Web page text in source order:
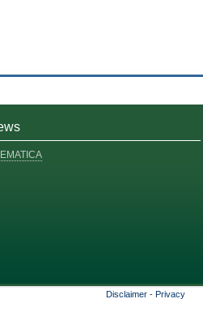
Disclaimer - Privacy